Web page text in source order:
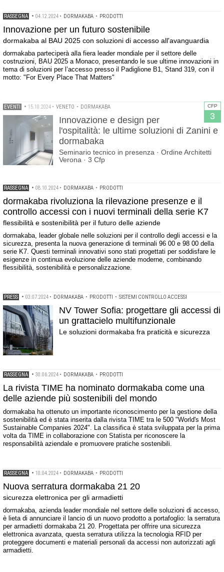
RASSEGNA • 04.12.2024 • DORMAKABA • PRODOTTI
Innovazione per un futuro sostenibile
dormakaba al BAU 2025 con soluzioni di accesso all'avanguardia
dormakaba parteciperà alla fiera leader mondiale per il settore delle
costruzioni, BAU 2025 a Monaco, presentando le sue ultime innovazioni in
tema di soluzioni per l’accesso presso il Padiglione B1, Stand 319, con il
motto: "For Every Place That Matters"
CFP
3
EVENTI • 15.10.2024 • VENETO • DORMAKABA
Innovazione e design per
l'ospitalità: le ultime soluzioni di Zanini e
dormabaka
Seminario tecnico in presenza · Ordine Architetti
Verona · 3 Cfp
RASSEGNA • 08.10.2024 • DORMAKABA • PRODOTTI
dormakaba rivoluziona la rilevazione presenze e il
controllo accessi con i nuovi terminali della serie K7
flessibilità e sostenibilità per il futuro delle aziende
dormakaba, leader globale nelle soluzioni per il controllo degli accessi e la
sicurezza, presenta la nuova generazione di terminali 96 00 e 98 00 della
serie K7. Questi terminali innovativi sono stati progettati per soddisfare le
esigenze in continua evoluzione delle aziende moderne, combinando
flessibilità, sostenibilità e personalizzazione.
PRESS • 03.07.2024 • DORMAKABA • PRODOTTI • SISTEMI CONTROLLO ACCESSI
NV Tower Sofia: progettare gli accessi di
un grattacielo multifunzionale
Le soluzioni dormakaba fra praticità e sicurezza
RASSEGNA • 30.06.2024 • DORMAKABA • PRODOTTI
La rivista TIME ha nominato dormakaba come una
delle aziende più sostenibili del mondo
dormakaba ha ottenuto un importante riconoscimento per la gestione della
sostenibilità ed è stata inserita dalla rivista TIME tra le 500 "World's Most
Sustainable Companies 2024". La classifica è stata sviluppata per la prima
volta da TIME in collaborazione con Statista per riconoscere la
responsabilità aziendale e promuovere pratiche sostenibili.
RASSEGNA • 10.04.2024 • DORMAKABA • PRODOTTI
Nuova serratura dormakaba 21 20
sicurezza elettronica per gli armadietti
dormakaba, azienda leader mondiale nel settore delle soluzioni di accesso,
è lieta di annunciare il lancio di un nuovo prodotto a portafoglio: la serratura
per armadietti dormakaba 21 20. Progettata per offrire una sicurezza
elettronica avanzata, questa serratura utilizza la tecnologia RFID per
proteggere documenti e materiali personali da accessi non autorizzati agli
armadietti.